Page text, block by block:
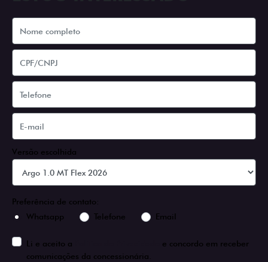
Versão escolhida
Preferência de contato:
Whatsapp
Telefone Email
Li e aceito a
e concordo em receber
comunicações da concessionária.